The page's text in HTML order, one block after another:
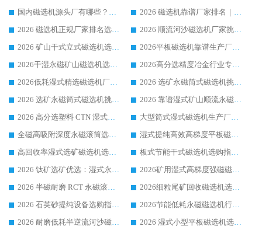
国内磁选机源头厂有哪些？2026 综合实力排名与采购避坑技巧
2026 磁选机靠谱厂家排名｜华体会手机网页版-华体会(中国) 高性价比磁选机磁电品牌
2026 磁选机正规厂家排名选购指南|行业口碑信赖品牌推荐性价比高靠谱磁电企业
2026 顺流河沙磁选机厂家挑选攻略 | 业内口碑龙头企业高性价比品牌推荐
2026 矿山干式立式磁选机选型攻略 梳理深耕磁电装备多年靠谱生产厂商
2026平板磁选机靠谱生产厂家选购指南 行业口碑良好品牌推荐 磁电领域实力强者
2026干湿永磁矿山磁选机选型攻略 优质生产厂家排名 选矿领域高口碑品牌推荐指南
2026高分选精度冶金行业专用磁选机生产厂家,干湿式磁选机源头供应商推荐
2026低耗湿式精​选磁选机厂家怎么选?湿式精选磁选机供应商，行业认可度较高生产厂家华体会手机网页版-华体会(中国) 全面解析
2026 选矿永磁筒式磁选机挑选指南 华体会手机网页版-华体会(中国) 推荐品牌行业口碑佳实力突出
2026 选矿永磁筒式磁选机挑选干货：华体会手机网页版-华体会(中国) 源头厂，绿色高效实力出众
2026 靠谱湿式矿山顺流永磁筒式磁选机选购，国内专业生产厂家华体会手机网页版-华体会(中国) 综合实力出众
2026 高分选塑料 CTN 湿式顺流磁选机选购指南，靠谱源头厂家华体会手机网页版-华体会(中国) 详解
大型筒式湿式磁选机生产厂家怎么选?华体会手机网页版-华体会(中国) 设备口碑广受行业认可
全磁高吸附深度永磁滚筒选购指南 业内口碑稳定磁电设备生产厂家详细推荐
湿式提纯高效高梯度平板磁选机靠谱设备源头厂商华体会手机网页版-华体会(中国) 综合测评
高回收率湿式选矿磁选机选购指南 业内口碑磁电设备生产厂家实力解析
板式节能干式磁选机选购指南，源头生产厂家华体会手机网页版-华体会(中国) 综合实力可观
2026 钛矿选矿优选：湿式永磁筒式磁选机源头厂家华体会手机网页版-华体会(中国) 综合解析
2026矿用湿式高梯度强磁磁选机选购指南，临朐靠谱磁电生产厂家华体会手机网页版-华体会(中国) 详解
2026 半磁耐磨 RCT 永磁滚筒选购指南，临朐源头生产厂家华体会手机网页版-华体会(中国) 实测分享
2026细粒尾矿回收磁选机选购指南 产业集群优质生产厂家华体会手机网页版-华体会(中国) 解析
2026 石英砂提纯设备选购指南：华体会手机网页版-华体会(中国) 提纯磁选机厂家综合解读
2026节能低耗永磁磁选机行业优选标杆 临朐华体会手机网页版-华体会(中国) 专业生产厂家
2026 耐磨低耗半逆流河沙磁选机选购指南 临朐产业集群源头厂华体会手机网页版-华体会(中国) 详细解析
2026 湿式小型平板磁选机选矿适配设备 临朐华体会手机网页版-华体会(中国) 实体生产厂家直供